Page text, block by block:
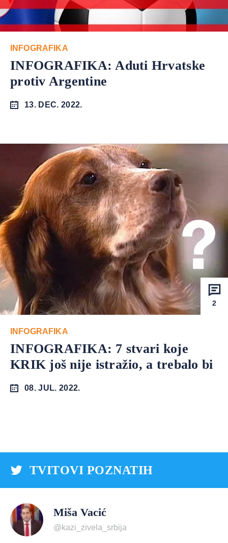
INFOGRAFIKA
INFOGRAFIKA: Aduti Hrvatske
protiv Argentine
13. DEC. 2022.
2
INFOGRAFIKA
INFOGRAFIKA: 7 stvari koje
KRIK još nije istražio, a trebalo bi
08. JUL. 2022.
TVITOVI POZNATIH
Miša Vacić
@kazi_zivela_srbija